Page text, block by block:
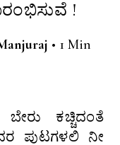
!
• 1 Min
ಪುಟಗಳಲಿ ನೀ